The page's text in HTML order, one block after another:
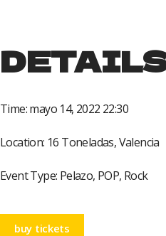
Time:mayo 14, 2022 22:30
Location: 16 Toneladas, Valencia
Event Type: Pelazo, POP, Rock
buy tickets